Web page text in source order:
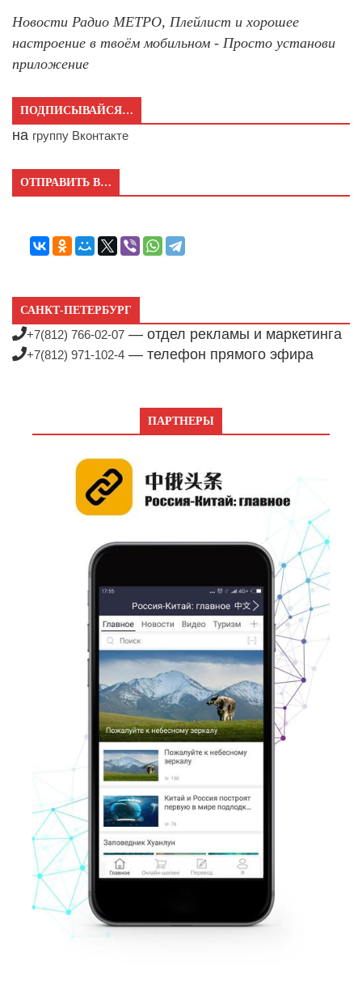
Новости Радио МЕТРО, Плейлист и хорошее
настроение в твоём мобильном - Просто установи
приложение
ПОДПИСЫВАЙСЯ…
на группу Вконтакте
ОТПРАВИТЬ В…
САНКТ-ПЕТЕРБУРГ
+7(812) 766-02-07 — отдел рекламы и маркетинга
+7(812) 971-102-4 — телефон прямого эфира
ПАРТНЕРЫ